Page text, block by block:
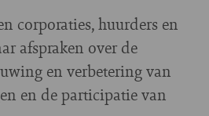
corporaties, huurders en
afspraken over de
en verbetering van
en de participatie van